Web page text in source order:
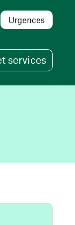
Urgences
services